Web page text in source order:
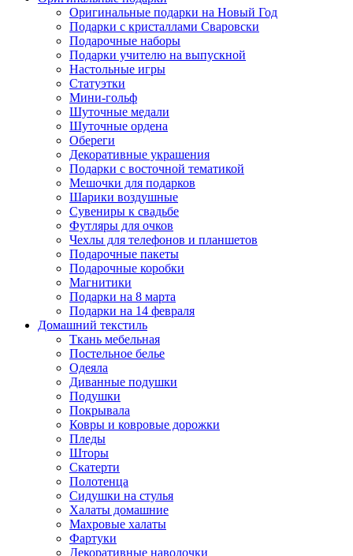
Оригинальные подарки на Новый Год
Подарки с кристаллами Сваровски
Подарочные наборы
Подарки учителю на выпускной
Настольные игры
Статуэтки
Мини-гольф
Шуточные медали
Шуточные ордена
Обереги
Декоративные украшения
Подарки с восточной тематикой
Мешочки для подарков
Шарики воздушные
Сувениры к свадьбе
Футляры для очков
Чехлы для телефонов и планшетов
Подарочные пакеты
Подарочные коробки
Магнитики
Подарки на 8 марта
Подарки на 14 февраля
Домашний текстиль
Ткань мебельная
Постельное белье
Одеяла
Диванные подушки
Подушки
Покрывала
Ковры и ковровые дорожки
Пледы
Шторы
Скатерти
Полотенца
Сидушки на стулья
Халаты домашние
Махровые халаты
Фартуки
Декоративные наволочки